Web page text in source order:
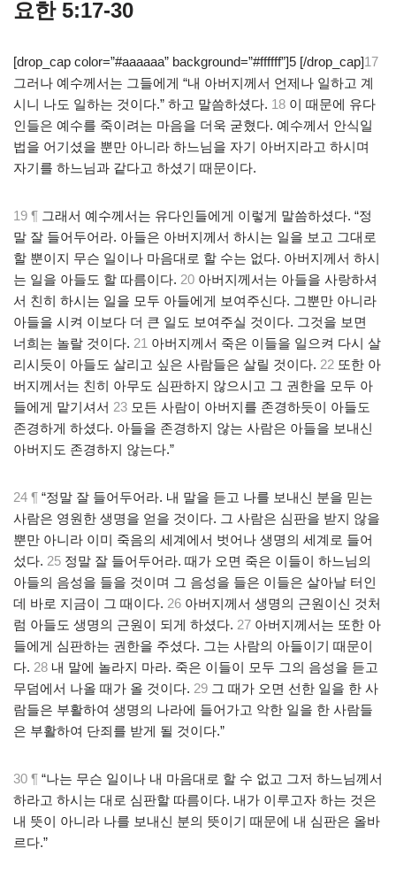
요한 5:17-30
[drop_cap color=”#aaaaaa” background=”#ffffff”]5 [/drop_cap]17
그러나 예수께서는 그들에게 “내 아버지께서 언제나 일하고 계
시니 나도 일하는 것이다.” 하고 말씀하셨다. 18 이 때문에 유다
인들은 예수를 죽이려는 마음을 더욱 굳혔다. 예수께서 안식일
법을 어기셨을 뿐만 아니라 하느님을 자기 아버지라고 하시며
자기를 하느님과 같다고 하셨기 때문이다.
19 ¶ 그래서 예수께서는 유다인들에게 이렇게 말씀하셨다. “정
말 잘 들어두어라. 아들은 아버지께서 하시는 일을 보고 그대로
할 뿐이지 무슨 일이나 마음대로 할 수는 없다. 아버지께서 하시
는 일을 아들도 할 따름이다. 20 아버지께서는 아들을 사랑하셔
서 친히 하시는 일을 모두 아들에게 보여주신다. 그뿐만 아니라
아들을 시켜 이보다 더 큰 일도 보여주실 것이다. 그것을 보면
너희는 놀랄 것이다. 21 아버지께서 죽은 이들을 일으켜 다시 살
리시듯이 아들도 살리고 싶은 사람들은 살릴 것이다. 22 또한 아
버지께서는 친히 아무도 심판하지 않으시고 그 권한을 모두 아
들에게 맡기셔서 23 모든 사람이 아버지를 존경하듯이 아들도
존경하게 하셨다. 아들을 존경하지 않는 사람은 아들을 보내신
아버지도 존경하지 않는다.”
24 ¶ “정말 잘 들어두어라. 내 말을 듣고 나를 보내신 분을 믿는
사람은 영원한 생명을 얻을 것이다. 그 사람은 심판을 받지 않을
뿐만 아니라 이미 죽음의 세계에서 벗어나 생명의 세계로 들어
섰다. 25 정말 잘 들어두어라. 때가 오면 죽은 이들이 하느님의
아들의 음성을 들을 것이며 그 음성을 들은 이들은 살아날 터인
데 바로 지금이 그 때이다. 26 아버지께서 생명의 근원이신 것처
럼 아들도 생명의 근원이 되게 하셨다. 27 아버지께서는 또한 아
들에게 심판하는 권한을 주셨다. 그는 사람의 아들이기 때문이
다. 28 내 말에 놀라지 마라. 죽은 이들이 모두 그의 음성을 듣고
무덤에서 나올 때가 올 것이다. 29 그 때가 오면 선한 일을 한 사
람들은 부활하여 생명의 나라에 들어가고 악한 일을 한 사람들
은 부활하여 단죄를 받게 될 것이다.”
30 ¶ “나는 무슨 일이나 내 마음대로 할 수 없고 그저 하느님께서
하라고 하시는 대로 심판할 따름이다. 내가 이루고자 하는 것은
내 뜻이 아니라 나를 보내신 분의 뜻이기 때문에 내 심판은 올바
르다.”